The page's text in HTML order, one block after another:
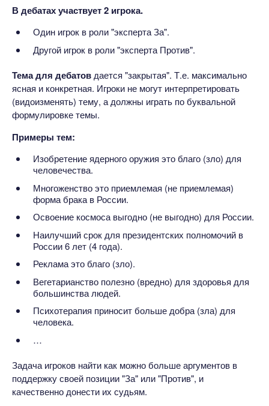
В дебатах участвует 2 игрока.
Один игрок в роли "эксперта За".
Другой игрок в роли "эксперта Против".
Тема для дебатов дается "закрытая". Т.е. максимально
ясная и конкретная. Игроки не могут интерпретировать
(видоизменять) тему, а должны играть по буквальной
формулировке темы.
Примеры тем:
Изобретение ядерного оружия это благо (зло) для
человечества.
Многоженство это приемлемая (не приемлемая)
форма брака в России.
Освоение космоса выгодно (не выгодно) для России.
Наилучший срок для президентских полномочий в
России 6 лет (4 года).
Реклама это благо (зло).
Вегетарианство полезно (вредно) для здоровья для
большинства людей.
Психотерапия приносит больше добра (зла) для
человека.
…
Задача игроков найти как можно больше аргументов в
поддержку своей позиции "За" или "Против", и
качественно донести их судьям.